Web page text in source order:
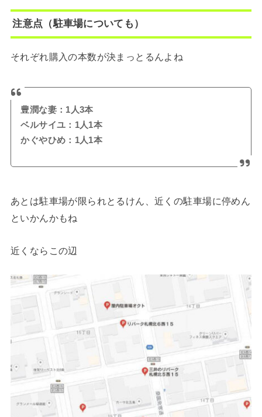
注意点（駐車場についても）
それぞれ購入の本数が決まっとるんよね
豊潤な妻：1人3本
ベルサイユ：1人1本
かぐやひめ：1人1本
あとは駐車場が限られとるけん、近くの駐車場に停めん
といかんかもね
近くならこの辺